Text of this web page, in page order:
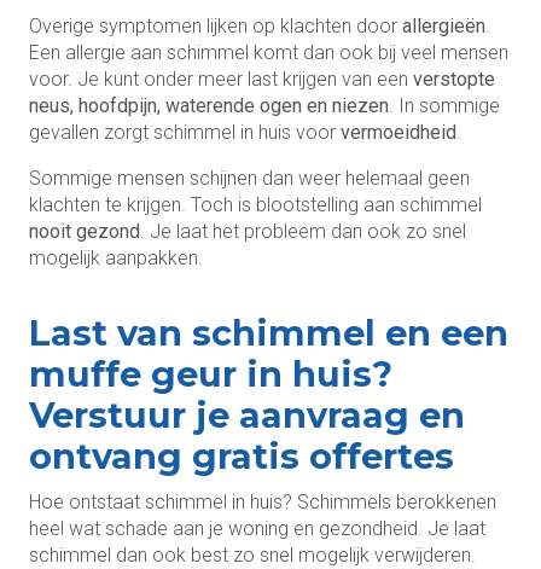
Overige symptomen lijken op klachten door allergieën.
Een allergie aan schimmel komt dan ook bij veel mensen
voor. Je kunt onder meer last krijgen van een verstopte
neus, hoofdpijn, waterende ogen en niezen. In sommige
gevallen zorgt schimmel in huis voor vermoeidheid.
Sommige mensen schijnen dan weer helemaal geen
klachten te krijgen. Toch is blootstelling aan schimmel
nooit gezond. Je laat het probleem dan ook zo snel
mogelijk aanpakken.
Last van schimmel en een
muffe geur in huis?
Verstuur je aanvraag en
ontvang gratis offertes
Hoe ontstaat schimmel in huis? Schimmels berokkenen
heel wat schade aan je woning en gezondheid. Je laat
schimmel dan ook best zo snel mogelijk verwijderen.